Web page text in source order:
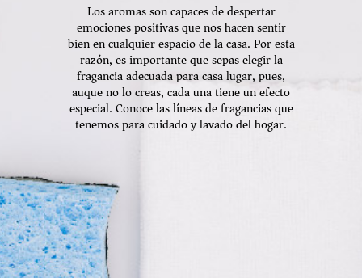
Los aromas son capaces de despertar
emociones positivas que nos hacen sentir
bien en cualquier espacio de la casa. Por esta
razón, es importante que sepas elegir la
fragancia adecuada para casa lugar, pues,
auque no lo creas, cada una tiene un efecto
especial. Conoce las líneas de fragancias que
tenemos para cuidado y lavado del hogar.